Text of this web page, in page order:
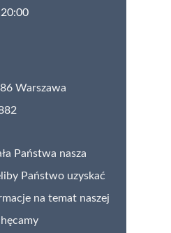
Warszawa
Państwa nasza
Państwo uzyskać
na temat naszej